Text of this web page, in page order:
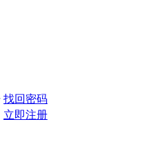
找回密码
立即注册